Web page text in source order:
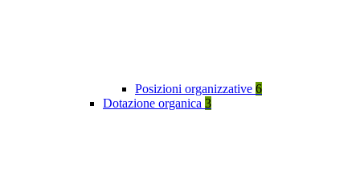
Posizioni organizzative 6
Dotazione organica 3